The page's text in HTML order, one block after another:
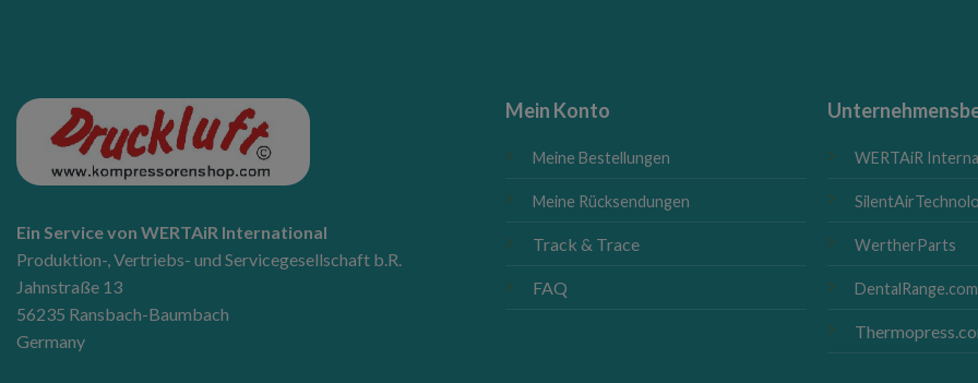
Ein Service von WERTAiR International
Produktion-, Vertriebs- und Servicegesellschaft b.R.
Jahnstraße 13
56235 Ransbach-Baumbach
Germany
Mein Konto
Meine Bestellungen
Meine Rücksendungen
Track & Trace
FAQ
WERTAiR
WertherParts
DentalRange.com